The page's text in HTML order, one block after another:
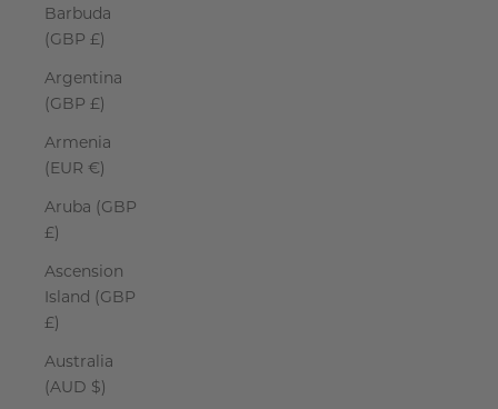
Barbuda
(GBP £)
Argentina
(GBP £)
Armenia
(EUR €)
Aruba (GBP
£)
Ascension
Island (GBP
£)
Australia
(AUD $)